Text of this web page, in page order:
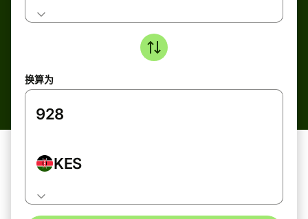
换算为
KES